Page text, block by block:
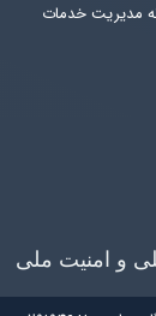
مدیریت خدمات
و امنیت ملی